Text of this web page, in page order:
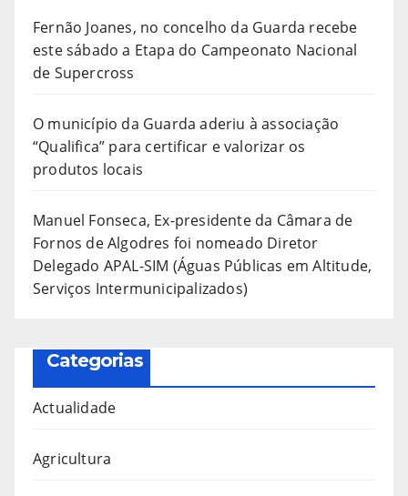
Fernão Joanes, no concelho da Guarda recebe
este sábado a Etapa do Campeonato Nacional
de Supercross
O município da Guarda aderiu à associação
“Qualifica” para certificar e valorizar os
produtos locais
Manuel Fonseca, Ex-presidente da Câmara de
Fornos de Algodres foi nomeado Diretor
Delegado APAL-SIM (Águas Públicas em Altitude,
Serviços Intermunicipalizados)
Categorias
Actualidade
Agricultura